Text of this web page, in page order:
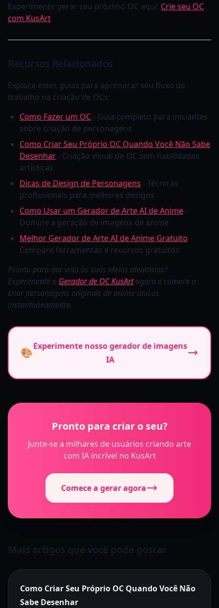
Experimente gerar seu próximo OC aqui: Crie seu OC
com KusArt
Recursos Relacionados
Explore estes guias para aprimorar seu fluxo de
trabalho na criação de OCs:
Como Fazer um OC - Guia completo para iniciantes
sobre criação de personagens
Como Criar Seu Próprio OC Quando Você Não Sabe
Desenhar - Criação visual de OC sem habilidades
artísticas
Dicas de Design de Personagens - Técnicas
profissionais para melhores designs
Como Usar um Gerador de Arte AI de Anime -
Domine a geração de imagens de anime
Melhor Gerador de Arte AI de Anime Gratuito -
Compare ferramentas e recursos gratuitos
Pronto para dar vida às suas ideias aleatórias?
Experimente o Gerador de OC KusArtagora e comece a
criar personagens originais de anime únicos
instantaneamente.
🎨Experimente nosso gerador de imagens
IA
Pronto para criar o seu?
Junte-se a milhares de usuários criando arte
com IA incrível no KusArt
Comece a gerar agora
Mais artigos que você pode gostar
Destaque
Como Criar Seu Próprio OC Quando Você Não
Sabe Desenhar